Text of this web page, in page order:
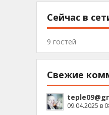
Сейчас в
9 гостей
Свежие
09.04.2025 в